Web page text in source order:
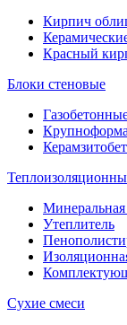
Кирпич
Красный
Блоки стеновые
Минеральная
Утеплитель
Сухие смеси